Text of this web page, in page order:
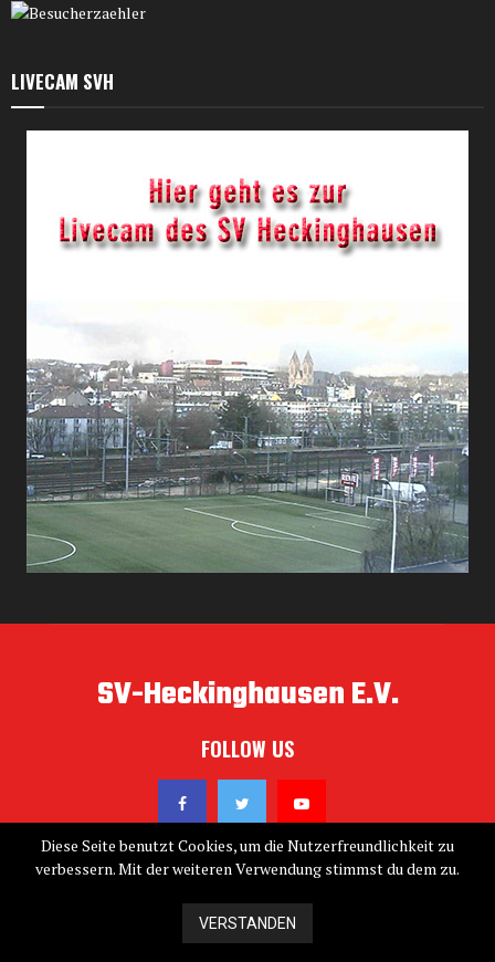
LIVECAM SVH
SV-Heckinghausen E.V.
FOLLOW US
@2019 - sv-heckinghausen.de. All Right Reserved. Designed
>Computer Service Schmiegel<
Diese Seite benutzt Cookies, um die Nutzerfreundlichkeit zu
verbessern. Mit der weiteren Verwendung stimmst du dem zu.
VERSTANDEN